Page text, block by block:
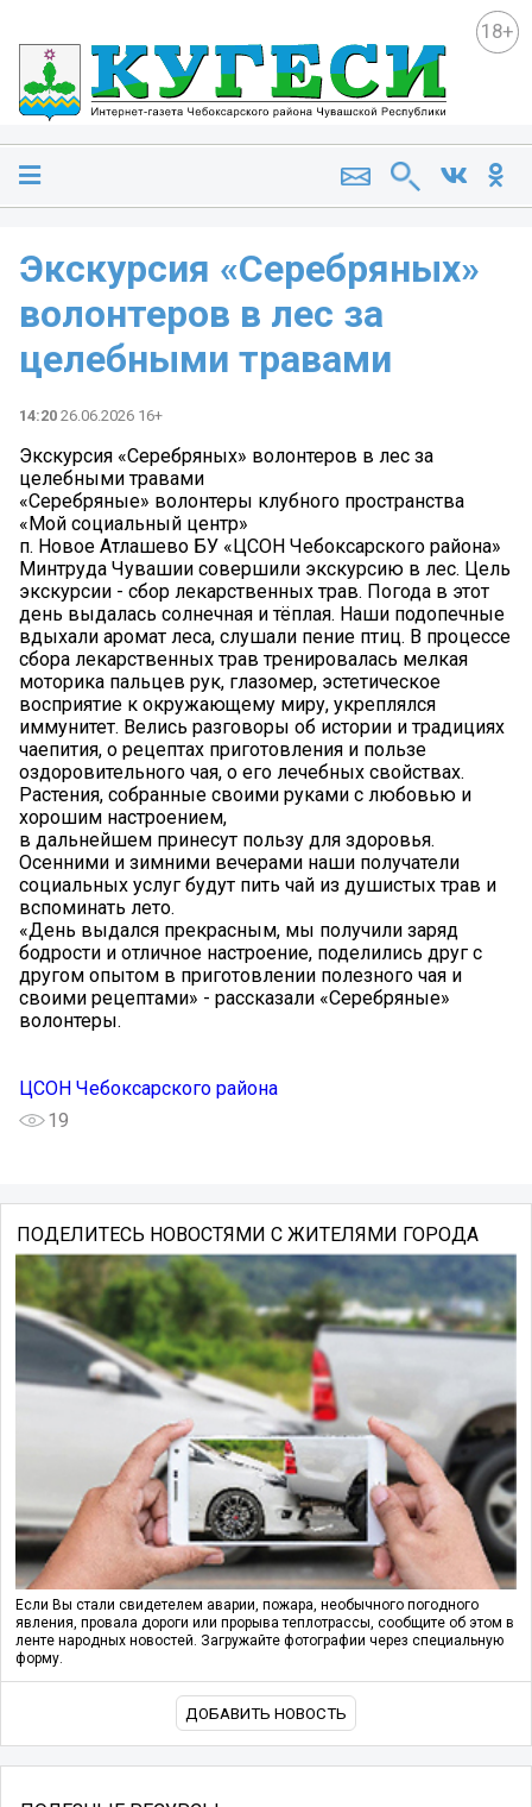
18+
Экскурсия «Серебряных»
волонтеров в лес за
целебными травами
14:20 26.06.2026 16+
Экскурсия «Серебряных» волонтеров в лес за
целебными травами
«Серебряные» волонтеры клубного пространства
«Мой социальный центр»
п. Новое Атлашево БУ «ЦСОН Чебоксарского района»
Минтруда Чувашии совершили экскурсию в лес. Цель
экскурсии - сбор лекарственных трав. Погода в этот
день выдалась солнечная и тёплая. Наши подопечные
вдыхали аромат леса, слушали пение птиц. В процессе
сбора лекарственных трав тренировалась мелкая
моторика пальцев рук, глазомер, эстетическое
восприятие к окружающему миру, укреплялся
иммунитет. Велись разговоры об истории и традициях
чаепития, о рецептах приготовления и пользе
оздоровительного чая, о его лечебных свойствах.
Растения, собранные своими руками с любовью и
хорошим настроением,
в дальнейшем принесут пользу для здоровья.
Осенними и зимними вечерами наши получатели
социальных услуг будут пить чай из душистых трав и
вспоминать лето.
«День выдался прекрасным, мы получили заряд
бодрости и отличное настроение, поделились друг с
другом опытом в приготовлении полезного чая и
своими рецептами» - рассказали «Серебряные»
волонтеры.
ЦСОН Чебоксарского района
19
ПОДЕЛИТЕСЬ НОВОСТЯМИ С ЖИТЕЛЯМИ ГОРОДА
Если Вы стали свидетелем аварии, пожара, необычного погодного
явления, провала дороги или прорыва теплотрассы, сообщите об этом в
ленте народных новостей. Загружайте фотографии через специальную
форму.
ДОБАВИТЬ НОВОСТЬ